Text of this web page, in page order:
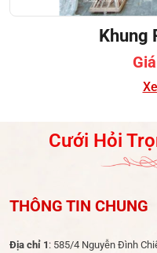
Khung
Cưới Hỏi
THÔNG TIN CHUNG
Địa chỉ 1 : 585/4 Nguyễn Đình